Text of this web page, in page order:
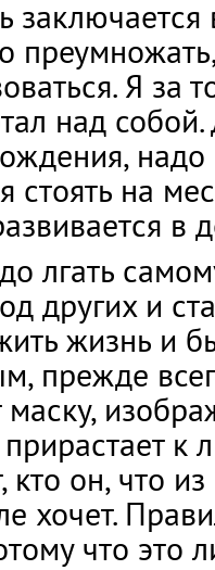
заключается
Я за
над
надо
стоять на
в
лгать
других и
жизнь и
прежде
к
он, что
хочет.
что это